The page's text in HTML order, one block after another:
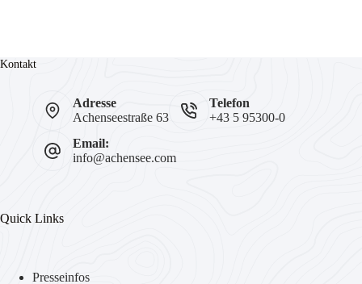
Kontakt
Adresse
Achenseestraße 63
Telefon
+43 5 95300-0
Email:
info@achensee.com
Quick Links
Presseinfos